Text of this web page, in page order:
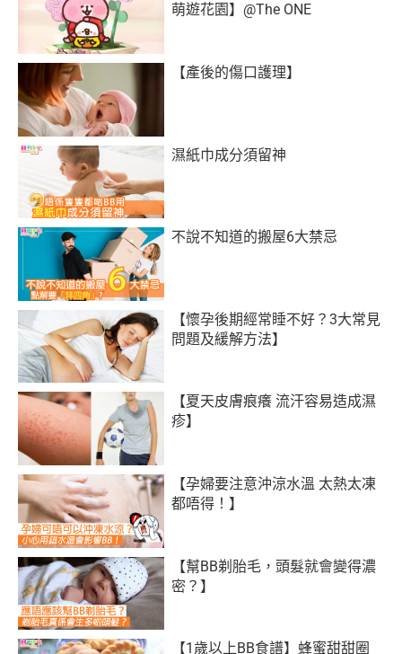
萌遊花園】@The ONE
【產後的傷口護理】
濕紙巾成分須留神
不說不知道的搬屋6大禁忌
【懷孕後期經常睡不好？3大常見
問題及緩解方法】
【夏天皮膚痕癢 流汗容易造成濕
疹】
【孕婦要注意沖涼水溫 太熱太凍
都唔得！】
【幫BB剃胎毛，頭髮就會變得濃
密？】
【1歲以上BB食譜】蜂蜜甜甜圈